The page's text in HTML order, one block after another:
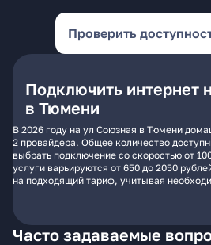
Проверить
Подключить интернет
в Тюмени
В 2026 году на ул Союзная в Тюмени
2 провайдера. Общее количество
выбрать подключение со скоростью от
услуги варьируются от 650 до 2050
на подходящий тариф, учитывая
Часто задаваемые